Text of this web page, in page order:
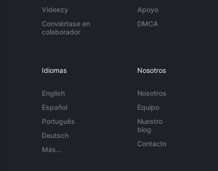
Videezy
Conviértase en
colaborador
Apoyo
DMCA
Idiomas
English
Español
Português
Deutsch
Más...
Nosotros
Nosotros
Equipo
Nuestro
blog
Contacto